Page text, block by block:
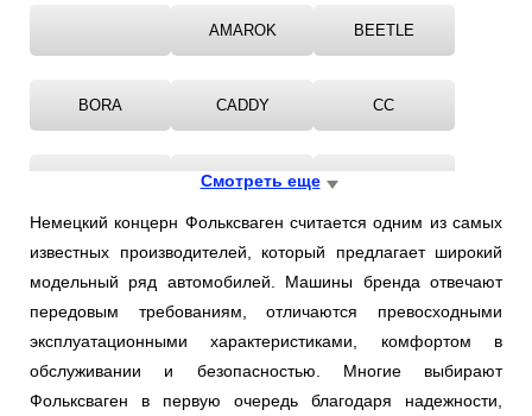
AMAROK BEETLE
BORA CADDY CC
EOS
GOLF JETTA KAEFER
PHAETON POLO ROUTAN
Смотреть еще
Немецкий концерн Фольксваген считается одним из самых
известных производителей, который предлагает широкий
модельный ряд автомобилей. Машины бренда отвечают
передовым требованиям, отличаются превосходными
эксплуатационными характеристиками, комфортом в
обслуживании и безопасностью. Многие выбирают
Фольксваген в первую очередь благодаря надежности,